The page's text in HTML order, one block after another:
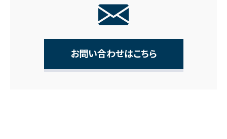
お問い合わせはこちら